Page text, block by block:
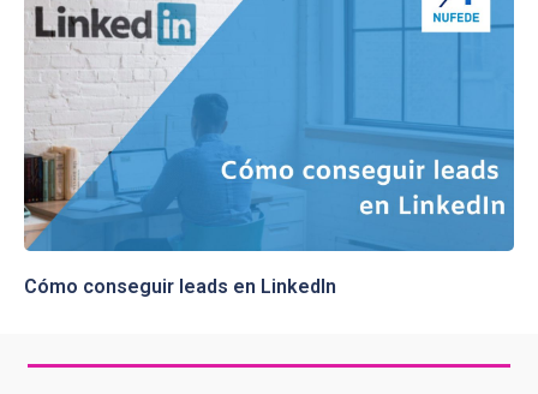
Cómo conseguir leads en LinkedIn